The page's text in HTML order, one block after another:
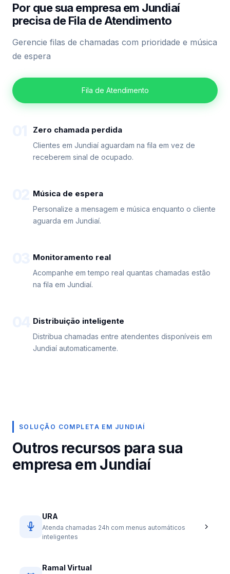
Por que sua empresa em Jundiaí
precisa de Fila de Atendimento
Gerencie filas de chamadas com prioridade e música
de espera
Fila de Atendimento
Zero chamada perdida
Clientes em Jundiaí aguardam na fila em vez de
receberem sinal de ocupado.
Música de espera
Personalize a mensagem e música enquanto o cliente
aguarda em Jundiaí.
Monitoramento real
Acompanhe em tempo real quantas chamadas estão
na fila em Jundiaí.
Distribuição inteligente
Distribua chamadas entre atendentes disponíveis em
Jundiaí automaticamente.
SOLUÇÃO COMPLETA EM JUNDIAÍ
Outros recursos para sua
empresa em Jundiaí
URA
Atenda chamadas 24h com menus automáticos
inteligentes
Ramal Virtual